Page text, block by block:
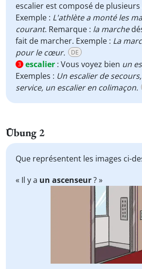
escalier est composé de plusieurs
Exemple : L'athlète a monté les
courant. Remarque : la marche
fait de marcher. Exemple : La
pour le cœur.
DE
3 escalier : Vous voyez bien un
Exemples : Un escalier de
service, un escalier en colimaçon.
Übung 2
Que représentent les images ci-
« Il y a un ascenseur? »